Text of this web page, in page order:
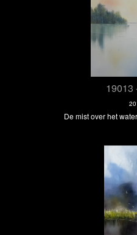
19013
De mist over het